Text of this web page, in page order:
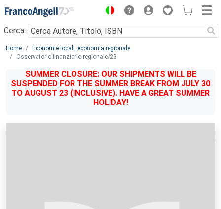
Menu
Cerca:
Main content
Home
Economie locali, economia regionale
Osservatorio finanziario regionale/23
SUMMER CLOSURE: OUR SHIPMENTS WILL BE
SUSPENDED FOR THE SUMMER BREAK FROM JULY 30
TO AUGUST 23 (INCLUSIVE). HAVE A GREAT SUMMER
HOLIDAY!